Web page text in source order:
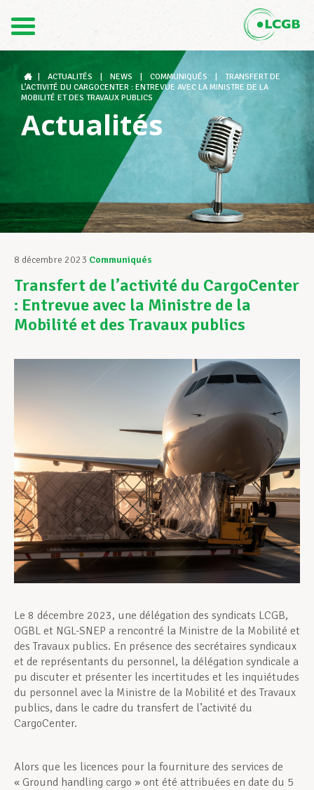
DE
Le LCGB
Structures syndicales
Assistance au Travail
Vos droits
Développement professionnel
Devenir Membre
Actualités
ACTUALITÉS NEWS COMMUNIQUÉS
TRANSFERT DE
L’ACTIVITÉ DU CARGOCENTER : ENTREVUE AVEC LA MINISTRE DE LA
MOBILITÉ ET DES TRAVAUX PUBLICS
Actualités
8 décembre 2023 Communiqués
Transfert de l’activité du CargoCenter
: Entrevue avec la Ministre de la
Mobilité et des Travaux publics
Le 8 décembre 2023, une délégation des syndicats LCGB,
OGBL et NGL-SNEP a rencontré la Ministre de la Mobilité et
des Travaux publics. En présence des secrétaires syndicaux
et de représentants du personnel, la délégation syndicale a
pu discuter et présenter les incertitudes et les inquiétudes
du personnel avec la Ministre de la Mobilité et des Travaux
publics, dans le cadre du transfert de l’activité du
CargoCenter.
Alors que les licences pour la fourniture des services de
« Ground handling cargo » ont été attribuées en date du 5